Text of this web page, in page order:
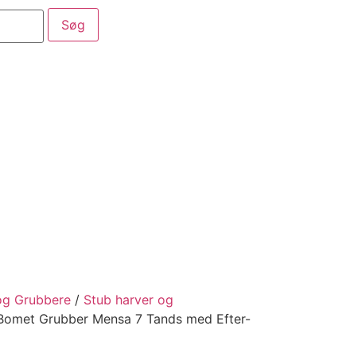
Grubbere / Stub harver og
Grubber Mensa 7 Tands med Efter-